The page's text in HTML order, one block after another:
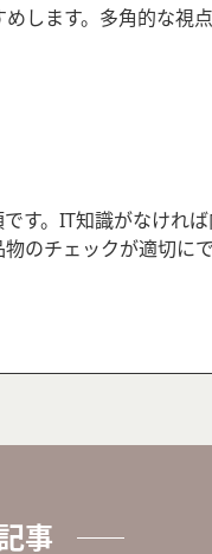
します。多角的な視
す。IT知識がなけれ
のチェックが適切に
事